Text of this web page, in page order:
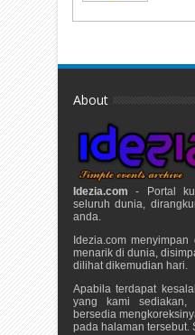
About
Idezia.com - Portal
seluruh dunia,
anda.
Idezia.com
menarik di dunia,
dilihat dikemudian hari.
Apabila terdapat
yang kami sediakan,
bersedia
pada halaman tersebut.